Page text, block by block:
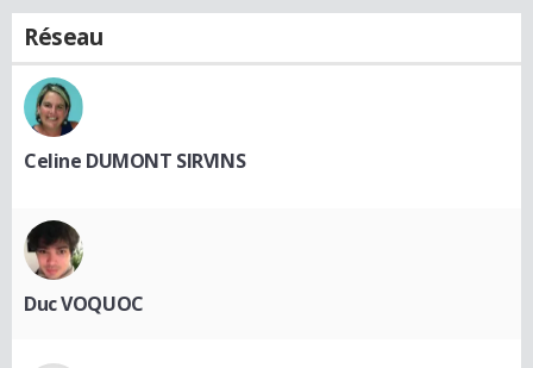
Réseau
Celine DUMONT SIRVINS
Duc VOQUOC